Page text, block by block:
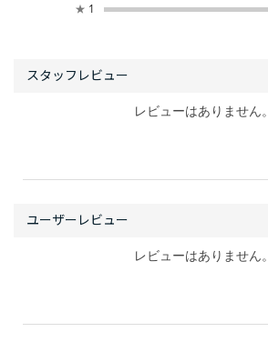
★ 1
レビューはありません。
レビューはありません。